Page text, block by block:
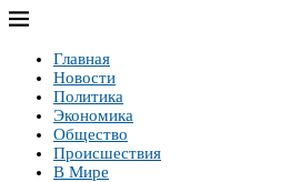
Главная
Новости
Политика
Экономика
Общество
Происшествия
В Мире